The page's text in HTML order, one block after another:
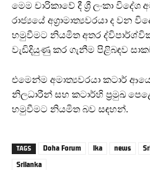
මෙම චාරිකාවේ දී ශ්‍රී ලංකා විදේශ
රාජ්‍යයේ අග්‍රාමාත්‍යවරයා ද වන
හමුවීමට නියමිත අතර
වැඩිදියුණු කර ගැනීම පිළිබඳව
එමෙන්ම අමාත්‍යවරයා කටාර්
නිලධාරීන් සහ කටාර්හි ප්‍රමුඛ
හමුවීමට නියමිත බව සඳහන්.
TAGS Doha Forum lka news
Srilanka